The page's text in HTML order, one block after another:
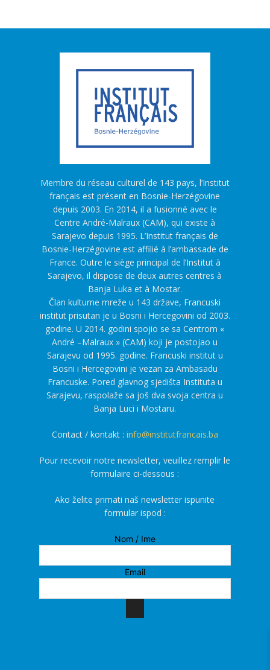
Membre du réseau culturel de 143 pays, l’Institut
français est présent en Bosnie-Herzégovine
depuis 2003. En 2014, il a fusionné avec le
Centre André-Malraux (CAM), qui existe à
Sarajevo depuis 1995. L’Institut français de
Bosnie-Herzégovine est affilié à l’ambassade de
France. Outre le siège principal de l’Institut à
Sarajevo, il dispose de deux autres centres à
Banja Luka et à Mostar.
Član kulturne mreže u 143 države, Francuski
institut prisutan je u Bosni i Hercegovini od 2003.
godine. U 2014. godini spojio se sa Centrom «
André –Malraux » (CAM) koji je postojao u
Sarajevu od 1995. godine. Francuski institut u
Bosni i Hercegovini je vezan za Ambasadu
Francuske. Pored glavnog sjedišta Instituta u
Sarajevu, raspolaže sa još dva svoja centra u
Banja Luci i Mostaru.
Contact / kontakt : info@institutfrancais.ba
Pour recevoir notre newsletter, veuillez remplir le
formulaire ci-dessous :
Ako želite primati naš newsletter ispunite
formular ispod :
Nom / Ime
Email